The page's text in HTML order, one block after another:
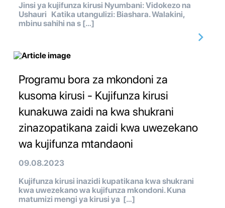
Jinsi ya kujifunza kirusi Nyumbani: Vidokezo na
Ushauri Katika utangulizi: Biashara. Walakini,
mbinu sahihi na s […]
Programu bora za mkondoni za
kusoma kirusi - Kujifunza kirusi
kunakuwa zaidi na kwa shukrani
zinazopatikana zaidi kwa uwezekano
wa kujifunza mtandaoni
09.08.2023
Kujifunza kirusi inazidi kupatikana kwa shukrani
kwa uwezekano wa kujifunza mkondoni. Kuna
matumizi mengi ya kirusi ya […]